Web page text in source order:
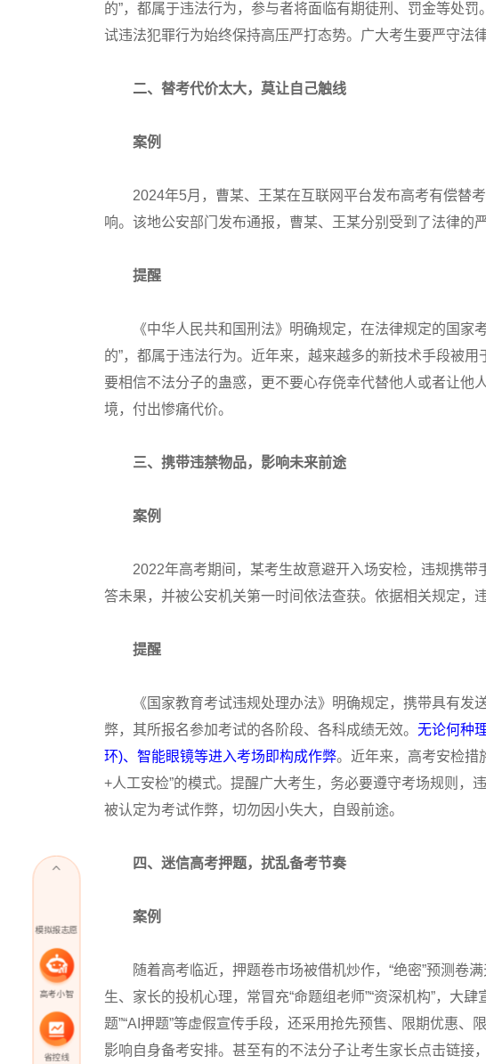
的”，都属于违法行为，参与者将面临有期徒刑、罚金等处
试违法犯罪行为始终保持高压严打态势。广大考生要严守法
二、替考代价太大，莫让自己触线
案例
2024年5月，曹某、王某在互联网平台发布高考有偿替考
响。该地公安部门发布通报，曹某、王某分别受到了法律的严
提醒
《中华人民共和国刑法》明确规定，在法律规定的国家
的”，都属于违法行为。近年来，越来越多的新技术手段被
要相信不法分子的蛊惑，更不要心存侥幸代替他人或者让他
境，付出惨痛代价。
三、携带违禁物品，影响未来前途
案例
2022年高考期间，某考生故意避开入场安检，违规携带
答未果，并被公安机关第一时间依法查获。依据相关规定，
提醒
《国家教育考试违规处理办法》明确规定，携带具有发
弊，其所报名参加考试的各阶段、各科成绩无效。 无论何种
环)、智能眼镜等进入考场即构成作弊。近年来，高考安检措
+人工安检”的模式‌‌。提醒广大考生，‌务必要遵守考场规则，
被认定为考试作弊，切勿因小失大，自毁前途。
四、迷信高考押题，扰乱备考节奏
案例
随着高考临近，押题卷市场被借机炒作，“绝密”预测卷满
生、家长的投机心理，常冒充“命题组老师”“资深机构”，大肆
题”“AI押题”等虚假宣传手段，还采用抢先预售、限期优惠、
影响自身备考安排。甚至有的不法分子让考生家长点击链接
模拟报志愿
高考小智
省控线